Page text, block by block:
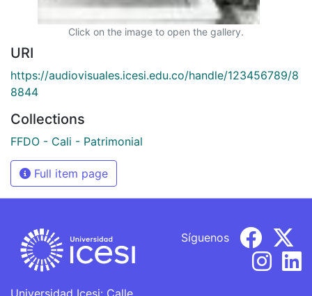
Click on the image to open the gallery.
URI
https://audiovisuales.icesi.edu.co/handle/123456789/8
8844
Collections
FFDO - Cali - Patrimonial
Full item page
Universidad Icesi: Calle
Síguenos